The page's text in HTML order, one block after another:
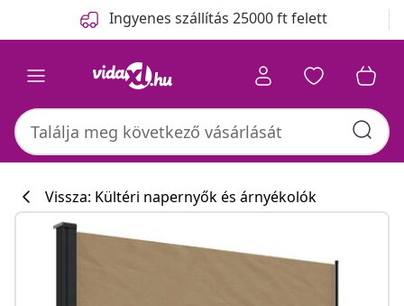
Ingyenes szállítás 25000 ft felett
Vissza: Kültéri napernyők és árnyékolók